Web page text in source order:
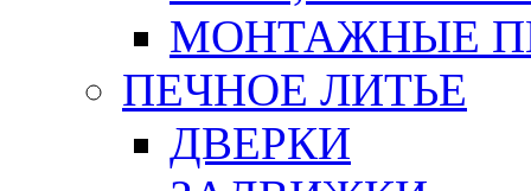
МОНТАЖНЫЕ
ПЕЧНОЕ ЛИТЬЕ
ДВЕРКИ